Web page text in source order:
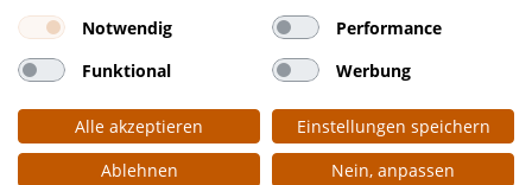
Anfrage
Soziale Netzwerke
Notwendig
Performance
Funktional
Werbung
Alle akzeptieren
Einstellungen speichern
Ablehnen
Nein, anpassen